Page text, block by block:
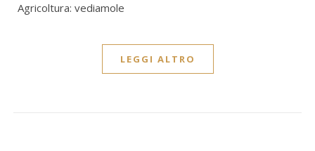
Agricoltura: vediamole
LEGGI ALTRO